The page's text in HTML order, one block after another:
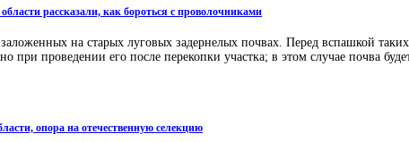
рассказали, как бороться с проволочниками
на старых луговых задернелых почвах. Перед вспашкой
проведении его после перекопки участка; в этом случае почва
опора на отечественную селекцию